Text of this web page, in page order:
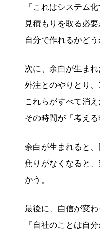
「これはシステム
見積もりを取る必要
自分で作れるかど
次に、余白が生まれ
外注とのやりとり、
これらがすべて消え
その時間が「考える
余白が生まれると、
焦りがなくなると
かう。
最後に、自信が変わ
「自社のことは自